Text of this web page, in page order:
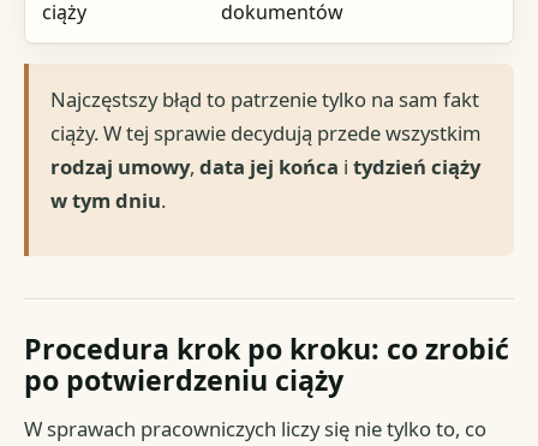
ciąży dokumentów
Najczęstszy błąd to patrzenie tylko na sam fakt
ciąży. W tej sprawie decydują przede wszystkim
rodzaj umowy,data jej końca itydzień ciąży
w tym dniu.
Procedura krok po kroku: co zrobić
po potwierdzeniu ciąży
W sprawach pracowniczych liczy się nie tylko to, co